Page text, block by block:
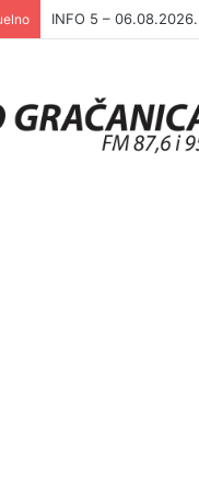
INFO 5 – 05.08.2026